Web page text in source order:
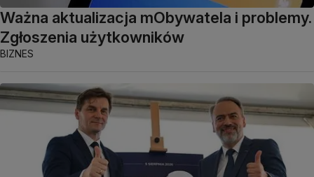
Ważna aktualizacja mObywatela i problemy.
Zgłoszenia użytkowników
BIZNES